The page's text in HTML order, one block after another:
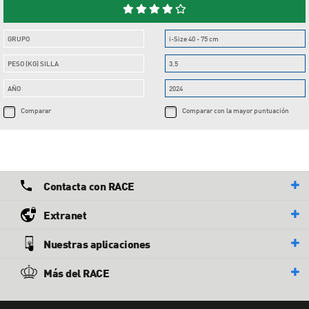
GRUPO
PESO (KG) SILLA
AÑO
Comparar
i-Size 40 - 75 cm
3.5
2024
Comparar con la mayor puntuación
Contacta con RACE
Extranet
Nuestras aplicaciones
Más del RACE